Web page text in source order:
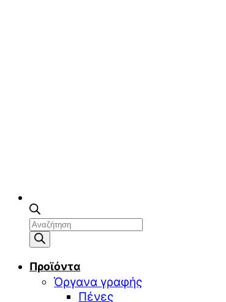
Αναζήτηση
προϊόντων
Προϊόντα
Όργανα γραφής
Πένες